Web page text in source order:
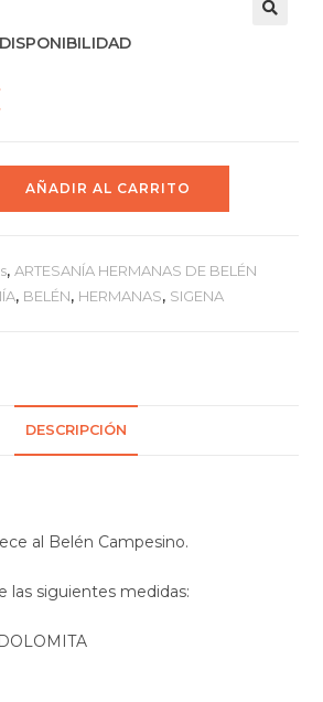
AÑADIR AL CARRITO
, ARTESANÍA HERMANAS DE BELÉN
, BELÉN, HERMANAS, SIGENA
DESCRIPCIÓN
al Belén Campesino.
las siguientes medidas: